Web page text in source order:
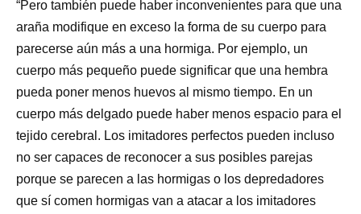
“Pero también puede haber inconvenientes para que una
araña modifique en exceso la forma de su cuerpo para
parecerse aún más a una hormiga. Por ejemplo, un
cuerpo más pequeño puede significar que una hembra
pueda poner menos huevos al mismo tiempo. En un
cuerpo más delgado puede haber menos espacio para el
tejido cerebral. Los imitadores perfectos pueden incluso
no ser capaces de reconocer a sus posibles parejas
porque se parecen a las hormigas o los depredadores
que sí comen hormigas van a atacar a los imitadores